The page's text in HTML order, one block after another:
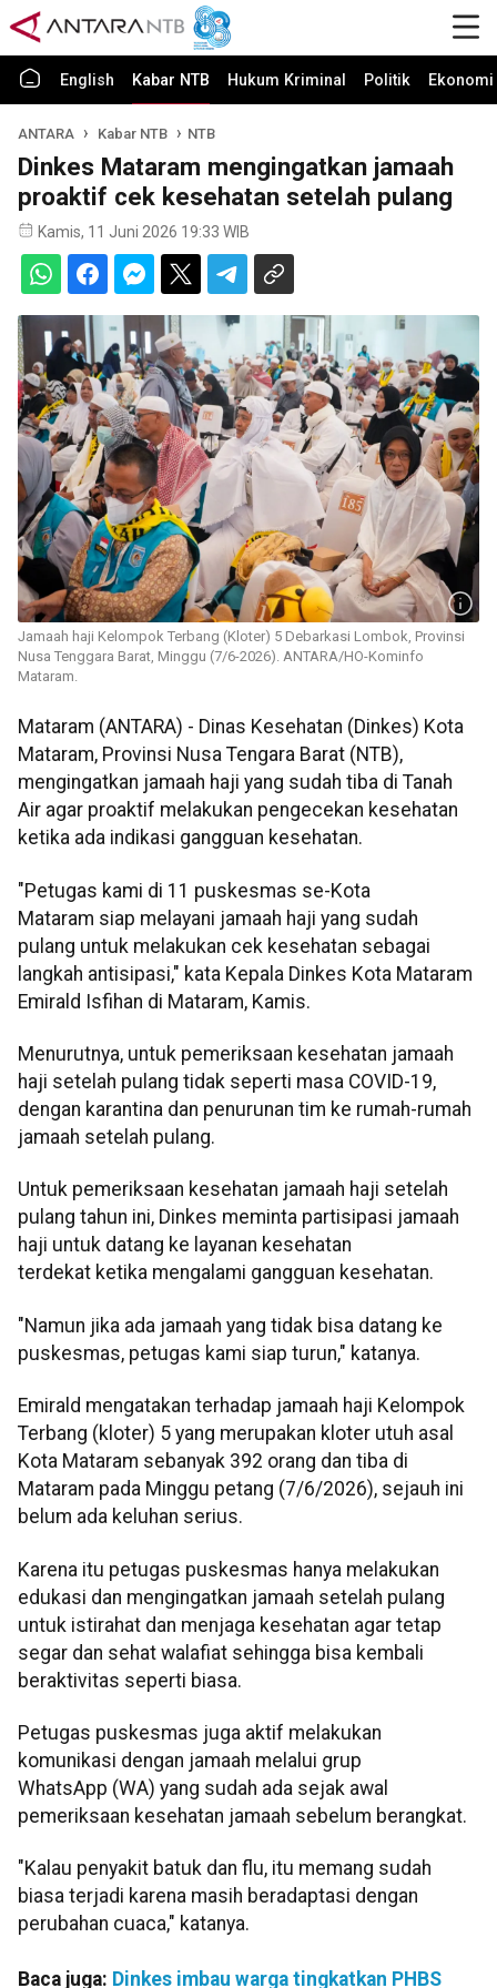
English Kabar NTB Hukum Kriminal Politik
ANTARA Kabar NTB NTB
Dinkes Mataram mengingatkan jamaah
proaktif cek kesehatan setelah pulang
Kamis, 11 Juni 2026 19:33 WIB
Jamaah haji Kelompok Terbang (Kloter) 5 Debarkasi Lombok, Provinsi
Nusa Tenggara Barat, Minggu (7/6-2026). ANTARA/HO-Kominfo
Mataram.
Mataram (ANTARA) - Dinas Kesehatan (Dinkes) Kota
Mataram, Provinsi Nusa Tengara Barat (NTB),
mengingatkan jamaah haji yang sudah tiba di Tanah
Air agar proaktif melakukan pengecekan kesehatan
ketika ada indikasi gangguan kesehatan.
"Petugas kami di 11 puskesmas se-Kota
Mataram siap melayani jamaah haji yang sudah
pulang untuk melakukan cek kesehatan sebagai
langkah antisipasi," kata Kepala Dinkes Kota Mataram
Emirald Isfihan di Mataram, Kamis.
Menurutnya, untuk pemeriksaan kesehatan jamaah
haji setelah pulang tidak seperti masa COVID-19,
dengan karantina dan penurunan tim ke rumah-rumah
jamaah setelah pulang.
Untuk pemeriksaan kesehatan jamaah haji setelah
pulang tahun ini, Dinkes meminta partisipasi jamaah
haji untuk datang ke layanan kesehatan
terdekat ketika mengalami gangguan kesehatan.
"Namun jika ada jamaah yang tidak bisa datang ke
puskesmas, petugas kami siap turun," katanya.
Emirald mengatakan terhadap jamaah haji Kelompok
Terbang (kloter) 5 yang merupakan kloter utuh asal
Kota Mataram sebanyak 392 orang dan tiba di
Mataram pada Minggu petang (7/6/2026), sejauh ini
belum ada keluhan serius.
Karena itu petugas puskesmas hanya melakukan
edukasi dan mengingatkan jamaah setelah pulang
untuk istirahat dan menjaga kesehatan agar tetap
segar dan sehat walafiat sehingga bisa kembali
beraktivitas seperti biasa.
Petugas puskesmas juga aktif melakukan
komunikasi dengan jamaah melalui grup
WhatsApp (WA) yang sudah ada sejak awal
pemeriksaan kesehatan jamaah sebelum berangkat.
"Kalau penyakit batuk dan flu, itu memang sudah
biasa terjadi karena masih beradaptasi dengan
perubahan cuaca," katanya.
Baca juga: Dinkes imbau warga tingkatkan PHBS